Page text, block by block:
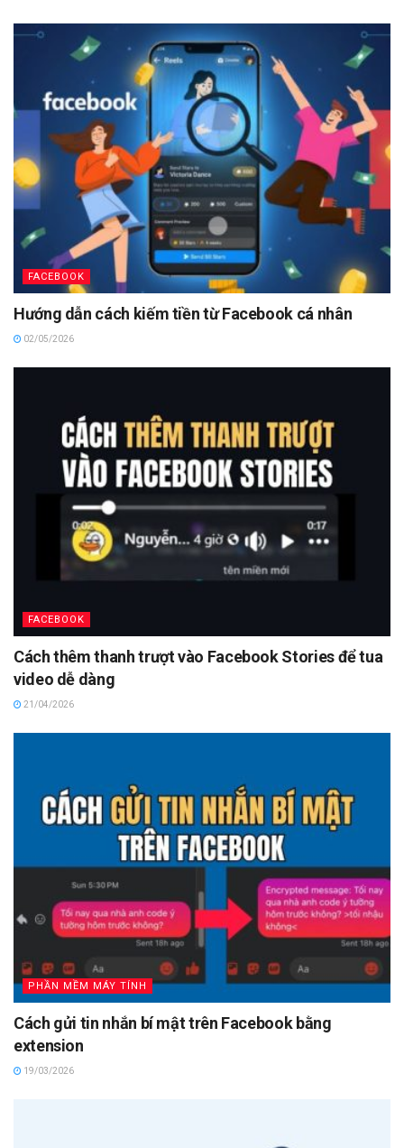
FACEBOOK
Hướng dẫn cách kiếm tiền từ Facebook cá nhân
02/05/2026
FACEBOOK
Cách thêm thanh trượt vào Facebook Stories để tua
video dễ dàng
21/04/2026
PHẦN MỀM MÁY TÍNH
Cách gửi tin nhắn bí mật trên Facebook bằng
extension
19/03/2026